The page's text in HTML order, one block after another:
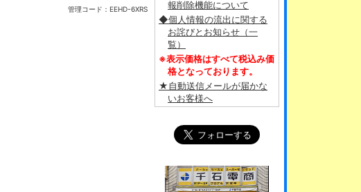
管理コード： EEHD-6XRS
報削除機能について
◆個人情報の流出に関する
お詫びとお知らせ（一
覧）
※表示価格はすべて税込み価
格となっております。
★自動送信メールが届かな
いお客様へ